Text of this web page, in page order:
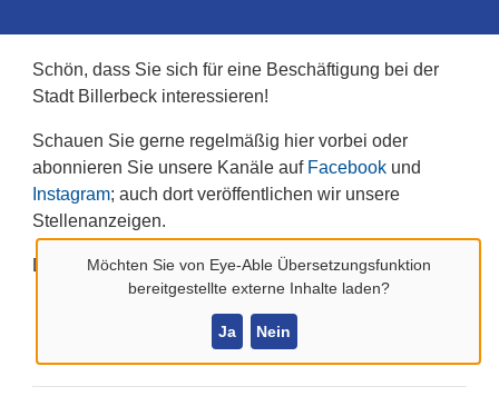
Möchten Sie von Eye-Able Übersetzungsfunktion
bereitgestellte externe Inhalte laden?
Ja Nein
Schön, dass Sie sich für eine Beschäftigung bei der
Stadt Billerbeck interessieren!
Schauen Sie gerne regelmäßig hier vorbei oder
abonnieren Sie unsere Kanäle auf Facebookund
Instagram; auch dort veröffentlichen wir unsere
Stellenanzeigen.
Derzeit suchen wir:
Ausbildung zur Fachinformatikerin / zum
Fachinformatiker (m/w/d) - Systemintegration